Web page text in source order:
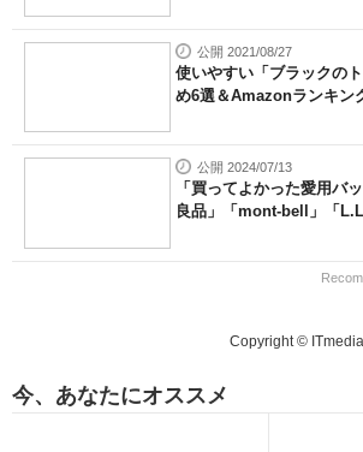
公開 2021/08/27
使いやすい「ブラックの
め6選＆Amazonランキン
公開 2024/07/13
「買ってよかった愛用
良品」「mont-bell」「
Copyright ©
今、あなたにオススメ